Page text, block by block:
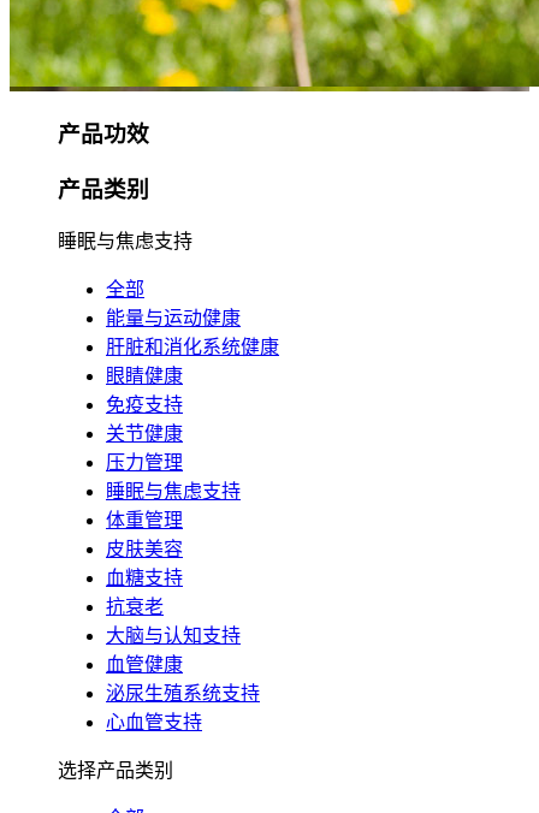
产品功效
产品类别
睡眠与焦虑支持
全部
能量与运动健康
肝脏和消化系统健康
眼睛健康
免疫支持
关节健康
压力管理
睡眠与焦虑支持
体重管理
皮肤美容
血糖支持
抗衰老
大脑与认知支持
血管健康
泌尿生殖系统支持
心血管支持
选择产品类别